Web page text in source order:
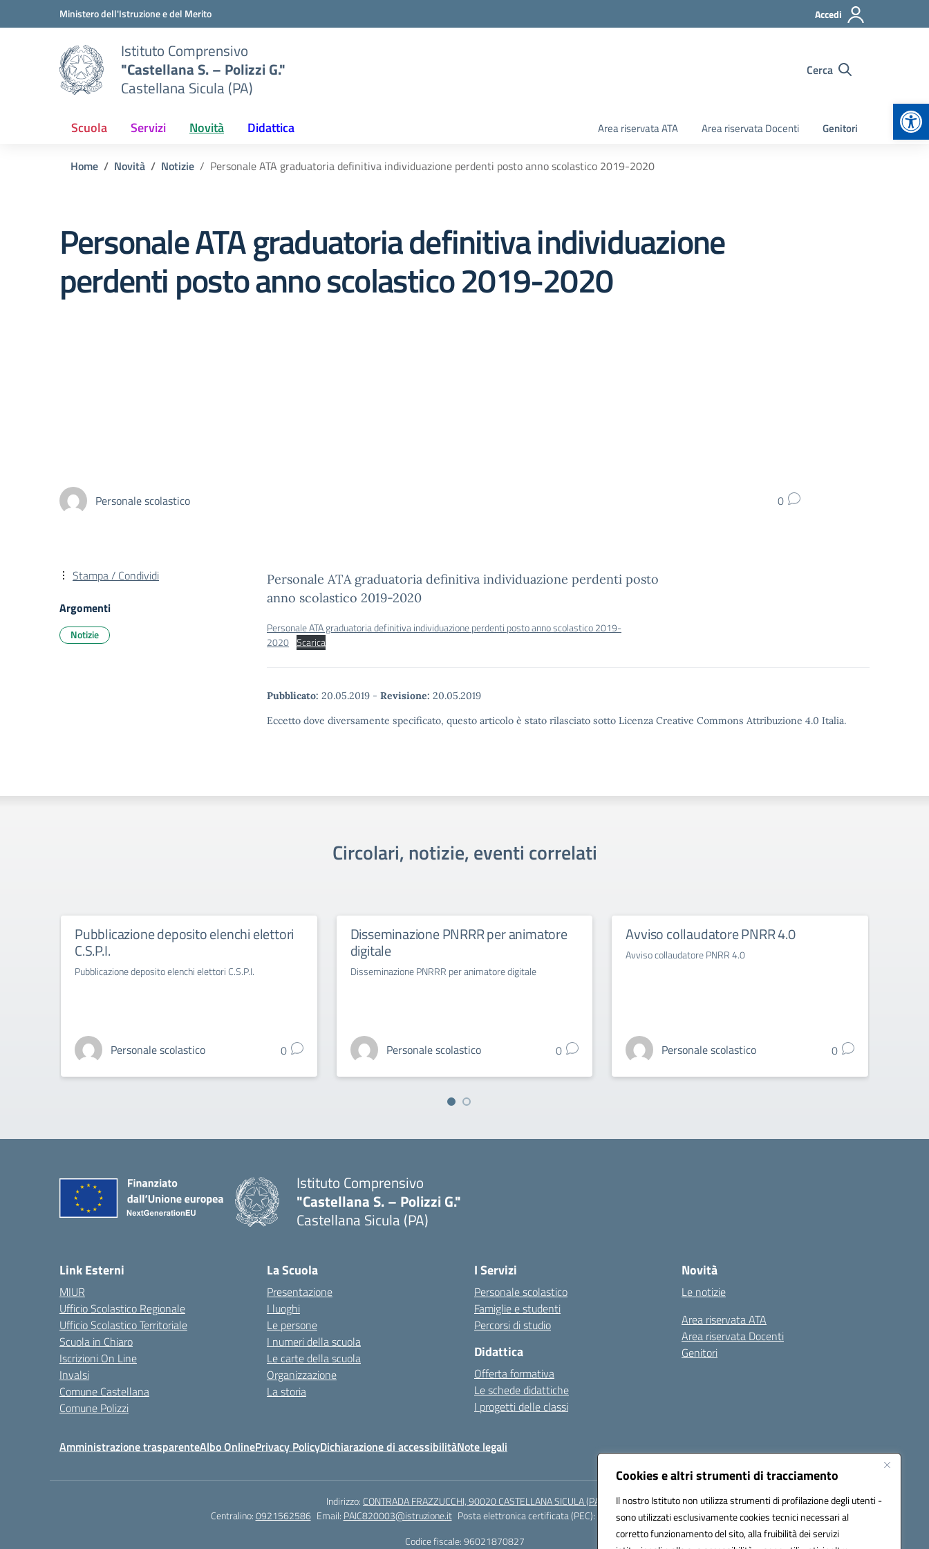
Cookies e altri strumenti di tracciamento
Il nostro Istituto non utilizza strumenti di profilazione degli utenti -
sono utilizzati esclusivamente cookies tecnici necessari al
corretto funzionamento del sito, alla fruibilità dei servizi
Vai ai contenuti
Vai al menu di navigazioneMinistero dell'Istruzione e del Merito Accedi
Istituto Comprensivo
"Castellana S. – Polizzi G."
Castellana Sicula (PA)
Cerca
Scuola Servizi Novità Didattica Area riservata ATA Area riservata Docenti Genitori
Home Novità Notizie Personale ATA graduatoria definitiva individuazione perdenti posto anno scolastico 2019-2020
Personale ATA graduatoria definitiva individuazione
perdenti posto anno scolastico 2019-2020
Personale scolastico 0
Personale ATA graduatoria definitiva individuazione perdenti posto
anno scolastico 2019-2020
Personale ATA graduatoria definitiva individuazione perdenti posto anno scolastico 2019-
2020 Scarica
Pubblicato: 20.05.2019 - Revisione: 20.05.2019
Eccetto dove diversamente specificato, questo articolo è stato rilasciato sotto Licenza Creative Commons Attribuzione 4.0 Italia.
Stampa / Condividi
Argomenti
Notizie
Circolari, notizie, eventi correlati
Pubblicazione deposito elenchi elettori
C.S.P.I.
Pubblicazione deposito elenchi elettori C.S.P.I.
Personale scolastico 0
Disseminazione PNRRR per animatore
digitale
Disseminazione PNRRR per animatore digitale
Personale scolastico 0
Avviso collaudatore PNRR 4.0
Avviso collaudatore PNRR 4.0
Personale scolastico 0
Istituto Comprensivo
"Castellana S. – Polizzi G."
Castellana Sicula (PA)
Link Esterni
MIUR
Ufficio Scolastico Regionale
Ufficio Scolastico Territoriale
Scuola in Chiaro
Iscrizioni On Line
Invalsi
Comune Castellana
Comune Polizzi
La Scuola
Presentazione
I luoghi
Le persone
I numeri della scuola
Le carte della scuola
Organizzazione
La storia
I Servizi
Personale scolastico
Famiglie e studenti
Percorsi di studio
Didattica
Offerta formativa
Le schede didattiche
I progetti delle classi
Novità
Le notizie
Area riservata ATA
Area riservata Docenti
Genitori
Amministrazione trasparenteAlbo OnlinePrivacy PolicyDichiarazione di accessibilitàNote legali
Indirizzo: CONTRADA FRAZZUCCHI, 90020 CASTELLANA SICULA (PA)
Centralino:0921562586 Email: PAIC820003@istruzione.it Posta elettronica certificata (PEC):
paic820003@pec.istruzione.it
Codice fiscale: 96021870827